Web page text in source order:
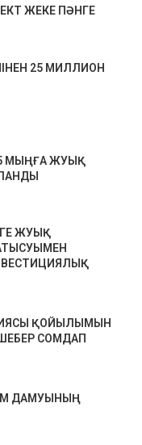
ЖЕКЕ ПӘНГЕ
25 МИЛЛИОН
МЫҢҒА ЖУЫҚ
ГЕ ЖУЫҚ
ҚОЙЫЛЫМЫН
СОМДАП
ДАМУЫНЫҢ